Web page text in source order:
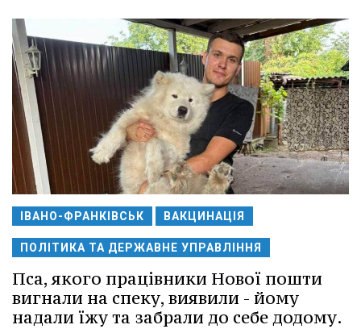
ІВАНО-ФРАНКІВСЬК ВАКЦИНАЦІЯ
ПОЛІТИКА ТА ДЕРЖАВНЕ УПРАВЛІННЯ
Пса, якого працівники Нової пошти
вигнали на спеку, виявили - йому
надали їжу та забрали до себе додому.